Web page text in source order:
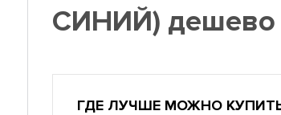
СИНИЙ) дешево
ГДЕ ЛУЧШЕ МОЖНО КУПИТЬ